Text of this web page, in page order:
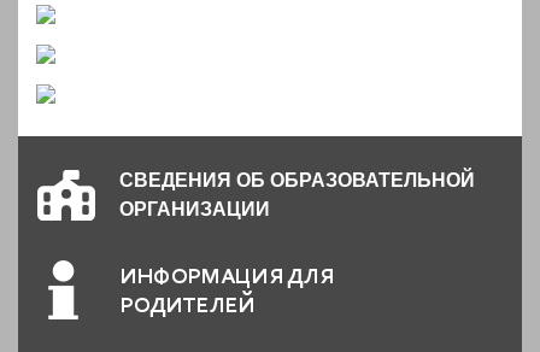
СВЕДЕНИЯ ОБ ОБРАЗОВАТЕЛЬНОЙ
ОРГАНИЗАЦИИ
ИНФОРМАЦИЯ ДЛЯ
РОДИТЕЛЕЙ